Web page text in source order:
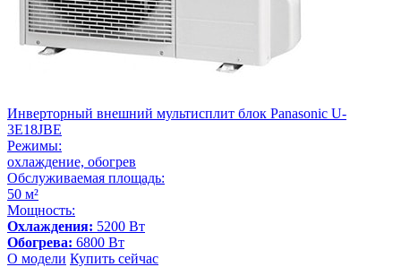
Инверторный внешний мультисплит блок Panasonic U-
3E18JBE
Режимы:
охлаждение, обогрев
Обслуживаемая площадь:
50 м²
Мощность:
Охлаждения: 5200 Вт
Обогрева: 6800 Вт
О модели Купить сейчас